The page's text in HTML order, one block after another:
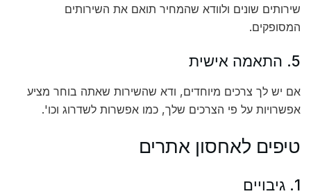
שירותים שונים ולוודא שהמחיר תואם את השירותים
המסופקים.
5. התאמה אישית
אם יש לך צרכים מיוחדים, ודא שהשירות שאתה בוחר מציע
אפשרויות על פי הצרכים שלך, כמו אפשרות לשדרוג וכו'.
טיפים לאחסון אתרים
1. גיבויים